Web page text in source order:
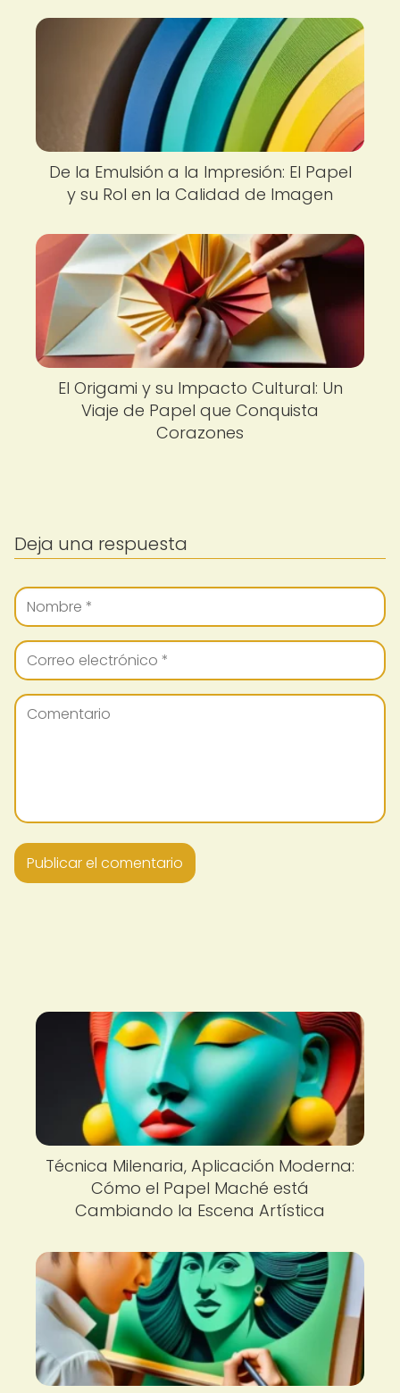
De la Emulsión a la Impresión: El Papel
y su Rol en la Calidad de Imagen
El Origami y su Impacto Cultural: Un
Viaje de Papel que Conquista
Corazones
Deja una respuesta
Técnica Milenaria, Aplicación Moderna:
Cómo el Papel Maché está
Cambiando la Escena Artística